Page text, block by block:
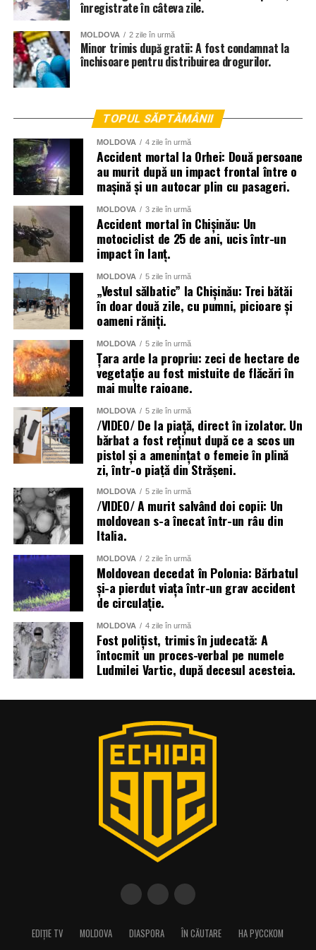
Verificările continuă pentru a stabili dacă au mai fost
implicate și alte persoane și pentru a identifica și alte
cliente care ar fi primit medicamente necorespunzătoare.
Carabinierii le cer celor care au făcut astfel de proceduri
să contacteze secția operativă a Nucleului Operativ și
indicații privind pașii medicali necesari în vederea
reducerii riscurilor pentru sănătate.
înregistrate în câteva zile.
MOLDOVA 2 zile în urmă
Minor trimis după gratii: A fost condamnat la
închisoare pentru distribuirea drogurilor.
TOPUL SĂPTĂMÂNII
MOLDOVA 4 zile în urmă
Accident mortal la Orhei: Două persoane
au murit după un impact frontal între o
mașină și un autocar plin cu pasageri.
MOLDOVA 3 zile în urmă
Accident mortal în Chișinău: Un
motociclist de 25 de ani, ucis într-un
impact în lanț.
MOLDOVA 5 zile în urmă
„Vestul sălbatic” la Chișinău: Trei bătăi
în doar două zile, cu pumni, picioare și
oameni răniți.
MOLDOVA 5 zile în urmă
Țara arde la propriu: zeci de hectare de
vegetație au fost mistuite de flăcări în
mai multe raioane.
MOLDOVA 5 zile în urmă
/VIDEO/ De la piață, direct în izolator. Un
bărbat a fost reținut după ce a scos un
pistol și a amenințat o femeie în plină
zi, într-o piață din Strășeni.
MOLDOVA 5 zile în urmă
/VIDEO/ A murit salvând doi copii: Un
moldovean s-a înecat într-un râu din
Italia.
MOLDOVA 2 zile în urmă
Moldovean decedat în Polonia: Bărbatul
și-a pierdut viața într-un grav accident
de circulație.
MOLDOVA 4 zile în urmă
Fost polițist, trimis în judecată: A
întocmit un proces-verbal pe numele
Ludmilei Vartic, după decesul acesteia.
EDIȚIE TV MOLDOVA DIASPORA ÎN CĂUTARE НА РУССКОМ